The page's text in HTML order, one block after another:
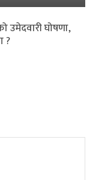
उमेदवारी घोषणा,
?